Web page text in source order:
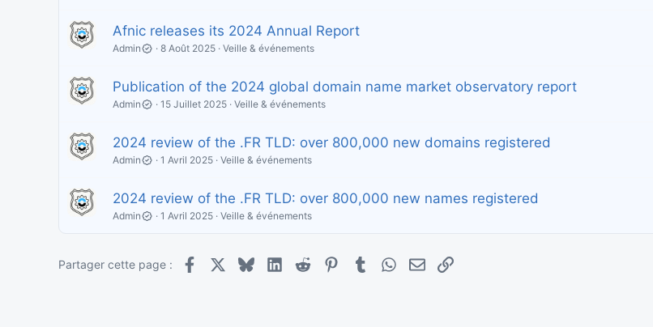
Afnic releases its 2024 Annual Report
Admin 8 Août 2025 Veille & événements
Publication of the 2024 global domain name market observatory report
Admin 15 Juillet 2025 Veille & événements
2024 review of the .FR TLD: over 800,000 new domains registered
Admin 1 Avril 2025 Veille & événements
2024 review of the .FR TLD: over 800,000 new names registered
Admin 1 Avril 2025 Veille & événements
Partager cette page : Facebook BlueskyLinkedIn
Reddit PinterestTumblrWhatsApp
E-mailLien